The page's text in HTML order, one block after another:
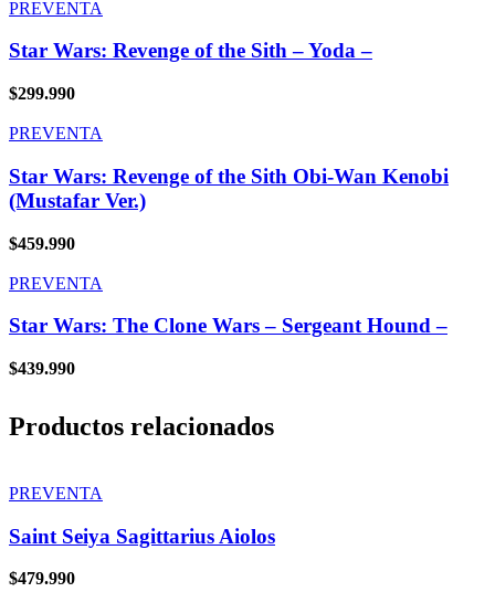
PREVENTA
Star Wars: Revenge of the Sith – Yoda –
$299.990
PREVENTA
Star Wars: Revenge of the Sith Obi-Wan Kenobi
(Mustafar Ver.)
$459.990
PREVENTA
Star Wars: The Clone Wars – Sergeant Hound –
$439.990
Productos relacionados
PREVENTA
Saint Seiya Sagittarius Aiolos
$479.990